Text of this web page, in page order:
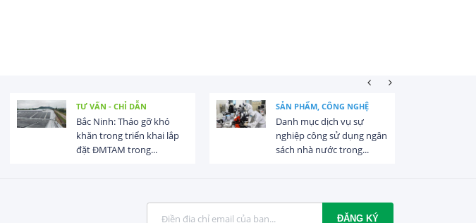
TƯ VẤN - CHỈ DẪN
Bắc Ninh: Tháo gỡ khó
khăn trong triển khai lắp
đặt ĐMTAM trong...
SẢN PHẨM, CÔNG NGHỆ
Danh mục dịch vụ sự
nghiệp công sử dụng ngân
sách nhà nước trong...
ĐĂNG KÝ